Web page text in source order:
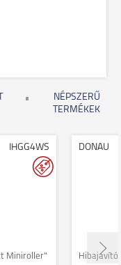
NÉPSZERŰ
TERMÉKEK
IHGG4WS
Miniroller"
DONAU
Hibajavító